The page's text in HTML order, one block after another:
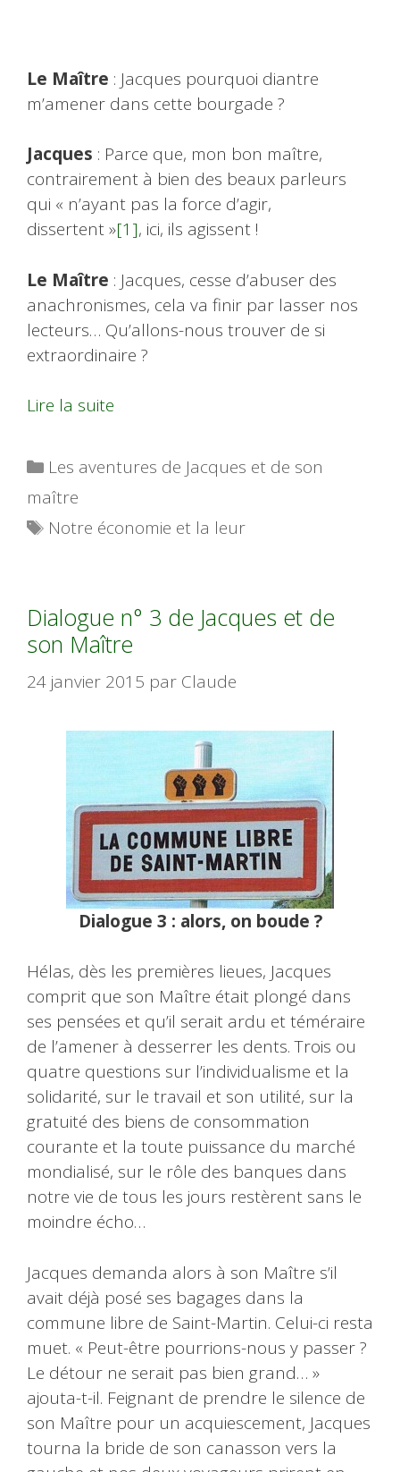
Le Maître : Jacques pourquoi diantre
m’amener dans cette bourgade ?
Jacques : Parce que, mon bon maître,
contrairement à bien des beaux parleurs
qui « n’ayant pas la force d’agir,
dissertent »[1], ici, ils agissent !
Le Maître : Jacques, cesse d’abuser des
anachronismes, cela va finir par lasser nos
lecteurs… Qu’allons-nous trouver de si
extraordinaire ?
Lire la suite
Catégories
Les aventures de Jacques et de son
maître
Étiquettes
Notre économie et la leur
Dialogue n° 3 de Jacques et de
son Maître
24 janvier 2015 par Claude
Dialogue 3 : alors, on boude ?
Hélas, dès les premières lieues, Jacques
comprit que son Maître était plongé dans
ses pensées et qu’il serait ardu et téméraire
de l’amener à desserrer les dents. Trois ou
quatre questions sur l’individualisme et la
solidarité, sur le travail et son utilité, sur la
gratuité des biens de consommation
courante et la toute puissance du marché
mondialisé, sur le rôle des banques dans
notre vie de tous les jours restèrent sans le
moindre écho…
Jacques demanda alors à son Maître s’il
avait déjà posé ses bagages dans la
commune libre de Saint-Martin. Celui-ci resta
muet. « Peut-être pourrions-nous y passer ?
Le détour ne serait pas bien grand… »
ajouta-t-il. Feignant de prendre le silence de
son Maître pour un acquiescement, Jacques
tourna la bride de son canasson vers la